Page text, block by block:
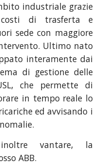
industriale grazie
di trasferta e
sede con maggiore
Ultimo nato
interamente dai
di gestione delle
che permette di
in tempo reale lo
ed avvisando i
vantare, la
ABB.